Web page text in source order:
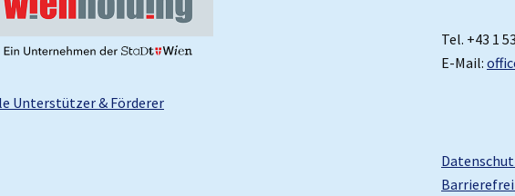
Unterstützer & Förderer
Tel. +43 1
E-Mail: